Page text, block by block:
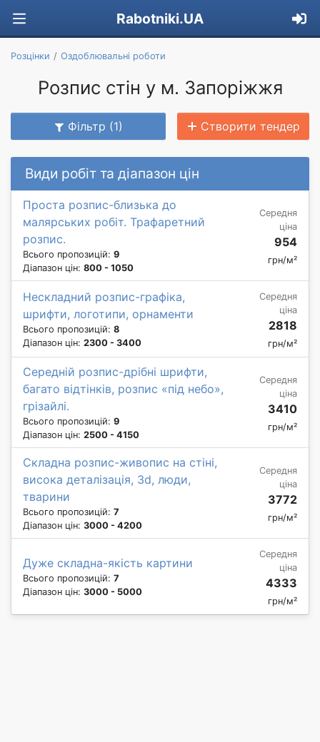
Rabotniki.UA
Розцінки Оздоблювальні роботи
Розпис стін у м. Запоріжжя
Фільтр (1) Створити тендер
Види робіт та діапазон цін
Проста розпис-близька до
малярських робіт. Трафаретний
розпис.
Всього пропозицій: 9
Діапазон цін: 800 - 1050
Середня
ціна
954
грн/м²
Нескладний розпис-графіка,
шрифти, логотипи, орнаменти
Всього пропозицій: 8
Діапазон цін: 2300 - 3400
Середня
ціна
2818
грн/м²
Середній розпис-дрібні шрифти,
багато відтінків, розпис «під небо»,
грізайлі.
Всього пропозицій: 9
Діапазон цін: 2500 - 4150
Середня
ціна
3410
грн/м²
Складна розпис-живопис на стіні,
висока деталізація, 3d, люди,
тварини
Всього пропозицій: 7
Діапазон цін: 3000 - 4200
Середня
ціна
3772
грн/м²
Дуже складна-якість картини
Всього пропозицій: 7
Діапазон цін: 3000 - 5000
Середня
ціна
4333
грн/м²